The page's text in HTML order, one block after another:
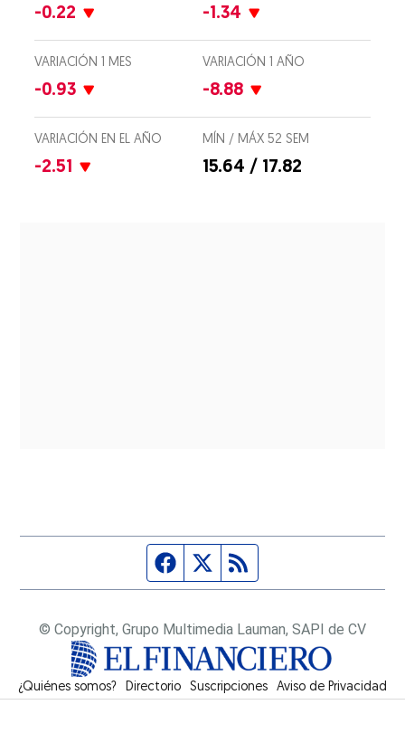
-0.22 -1.34
VARIACIÓN 1 MES
-0.93
VARIACIÓN 1 AÑO
-8.88
VARIACIÓN EN EL AÑO
-2.51
MÍN / MÁX 52 SEM
15.64 / 17.82
Página de Facebook
Fuente Twitter
© Copyright, Grupo Multimedia Lauman, SAPI de CV
¿Quiénes somos? Directorio Suscripciones Opens in new window
Aviso de Privacidad